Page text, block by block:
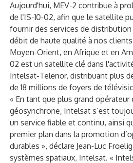
Aujourd'hui, MEV-2 contribue à
de l'IS-10-02, afin que le satellite
fournir des services de
débit de haute qualité à nos
Moyen-Orient, en Afrique et en
02 est un satellite clé dans
Intelsat-Telenor, distribuant plus
de 18 millions de foyers de
« En tant que plus grand
géosynchrone, Intelsat s’est
un service fiable et continu, ainsi
premier plan dans la promotion
durables », déclare Jean-Luc
systèmes spatiaux, Intelsat. «